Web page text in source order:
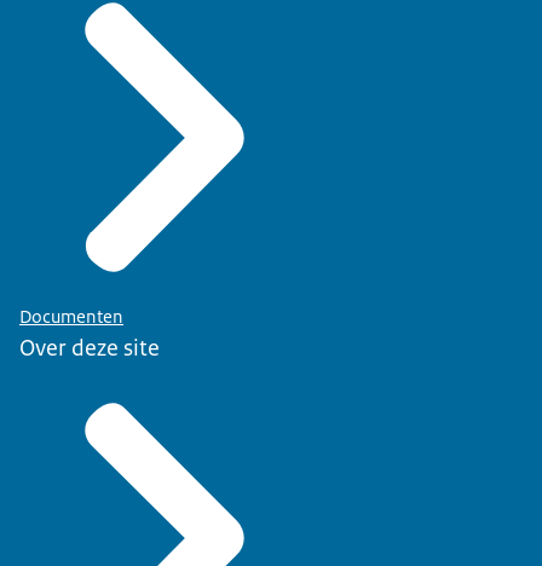
Documenten
Over deze site